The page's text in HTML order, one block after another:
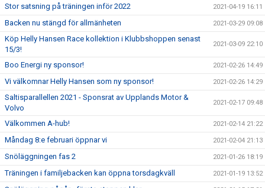
Stor satsning på träningen inför 2022 2021-04-19 16:11
Backen nu stängd för allmänheten 2021-03-29 09:08
Köp Helly Hansen Race kollektion i Klubbshoppen senast
15/3!
2021-03-09 22:10
Boo Energi ny sponsor! 2021-02-26 14:49
Vi välkomnar Helly Hansen som ny sponsor! 2021-02-26 14:29
Saltisparallellen 2021 - Sponsrat av Upplands Motor &
Volvo
2021-02-17 09:48
Välkommen A-hub! 2021-02-14 21:22
Måndag 8:e februari öppnar vi 2021-02-04 21:13
Snöläggningen fas 2 2021-01-26 18:19
Träningen i familjebacken kan öppna torsdagkväll 2021-01-19 13:52